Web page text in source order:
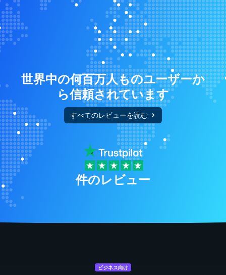
世界中の何百万人ものユーザーか
ら信頼されています
すべてのレビューを読む
件のレビュー
ビジネス向け